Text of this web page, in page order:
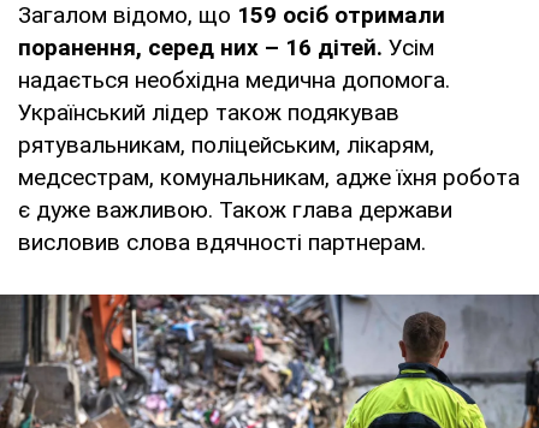
Загалом відомо, що 159 осіб отримали
поранення, серед них – 16 дітей. Усім
надається необхідна медична допомога.
Український лідер також подякував
рятувальникам, поліцейським, лікарям,
медсестрам, комунальникам, адже їхня робота
є дуже важливою. Також глава держави
висловив слова вдячності партнерам.